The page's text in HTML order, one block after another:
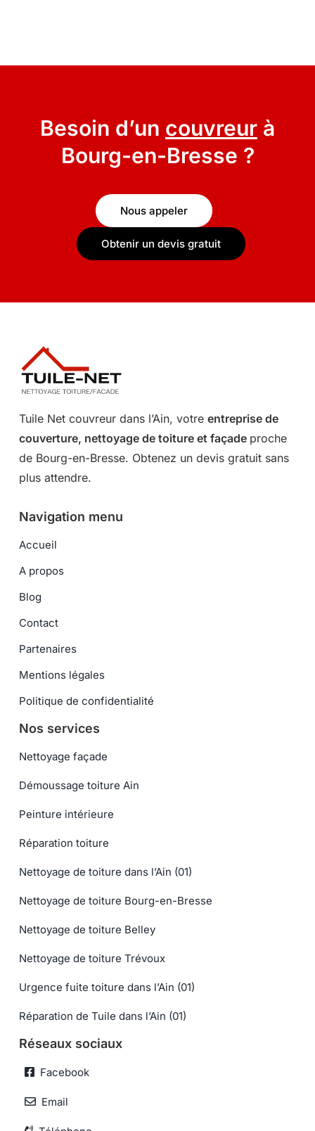
Besoin d’un couvreur à
Bourg-en-Bresse ?
Nous appeler
Obtenir un devis gratuit
Tuile Net couvreur dans l’Ain, votre entreprise de
couverture, nettoyage de toiture et façade proche
de Bourg-en-Bresse. Obtenez un devis gratuit sans
plus attendre.
Navigation menu
Accueil
A propos
Blog
Contact
Partenaires
Mentions légales
Politique de confidentialité
Nos services
Nettoyage façade
Démoussage toiture Ain
Peinture intérieure
Réparation toiture
Nettoyage de toiture dans l’Ain (01)
Nettoyage de toiture Bourg-en-Bresse
Nettoyage de toiture Belley
Nettoyage de toiture Trévoux
Urgence fuite toiture dans l’Ain (01)
Réparation de Tuile dans l’Ain (01)
Réseaux sociaux
Facebook
Email